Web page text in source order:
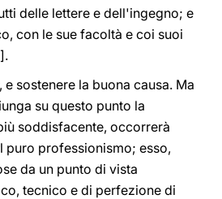
delle lettere e dell'ingegno; e
con le sue facoltà e coi suoi
].
sostenere la buona causa. Ma
su questo punto la
soddisfacente, occorrerà
puro professionismo; esso,
da un punto di vista
tecnico e di perfezione di